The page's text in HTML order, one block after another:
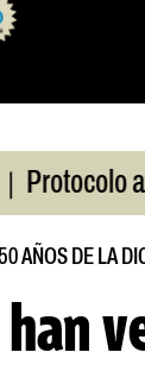
AÑOS DE LA